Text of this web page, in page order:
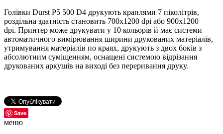
Голівки Durst P5 500 D4 друкують краплями 7 піколітрів,
роздільна здатність становить 700x1200 dpi або 900x1200
dpi. Принтер може друкувати у 10 кольорів й має системи
автоматичного вимірювання ширини друкованих матеріалів,
утримування матеріалів по краях, друкують з двох боків з
абсолютним суміщенням, оснащені системою відрізання
друкованих аркушів на виході без переривання друку.
Save
меню